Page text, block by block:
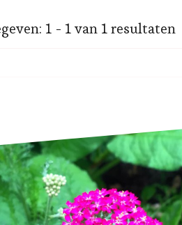
1 - 1 van 1 resultaten